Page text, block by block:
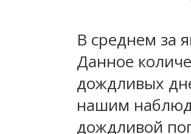
В среднем за
Данное
дождливых
нашим
дождливой